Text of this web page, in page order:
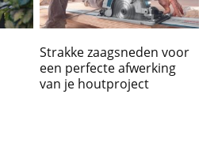
Strakke zaagsneden voor
een perfecte afwerking
van je houtproject